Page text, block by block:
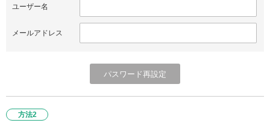
ユーザー名
メールアドレス
方法2